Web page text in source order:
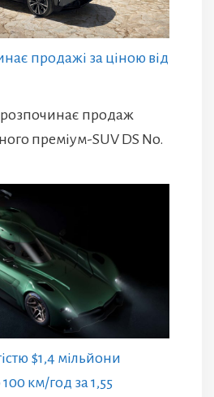
продажі за ціною від
продаж
преміум-SUV DS No.
$1,4 мільйони
км/год за 1,55